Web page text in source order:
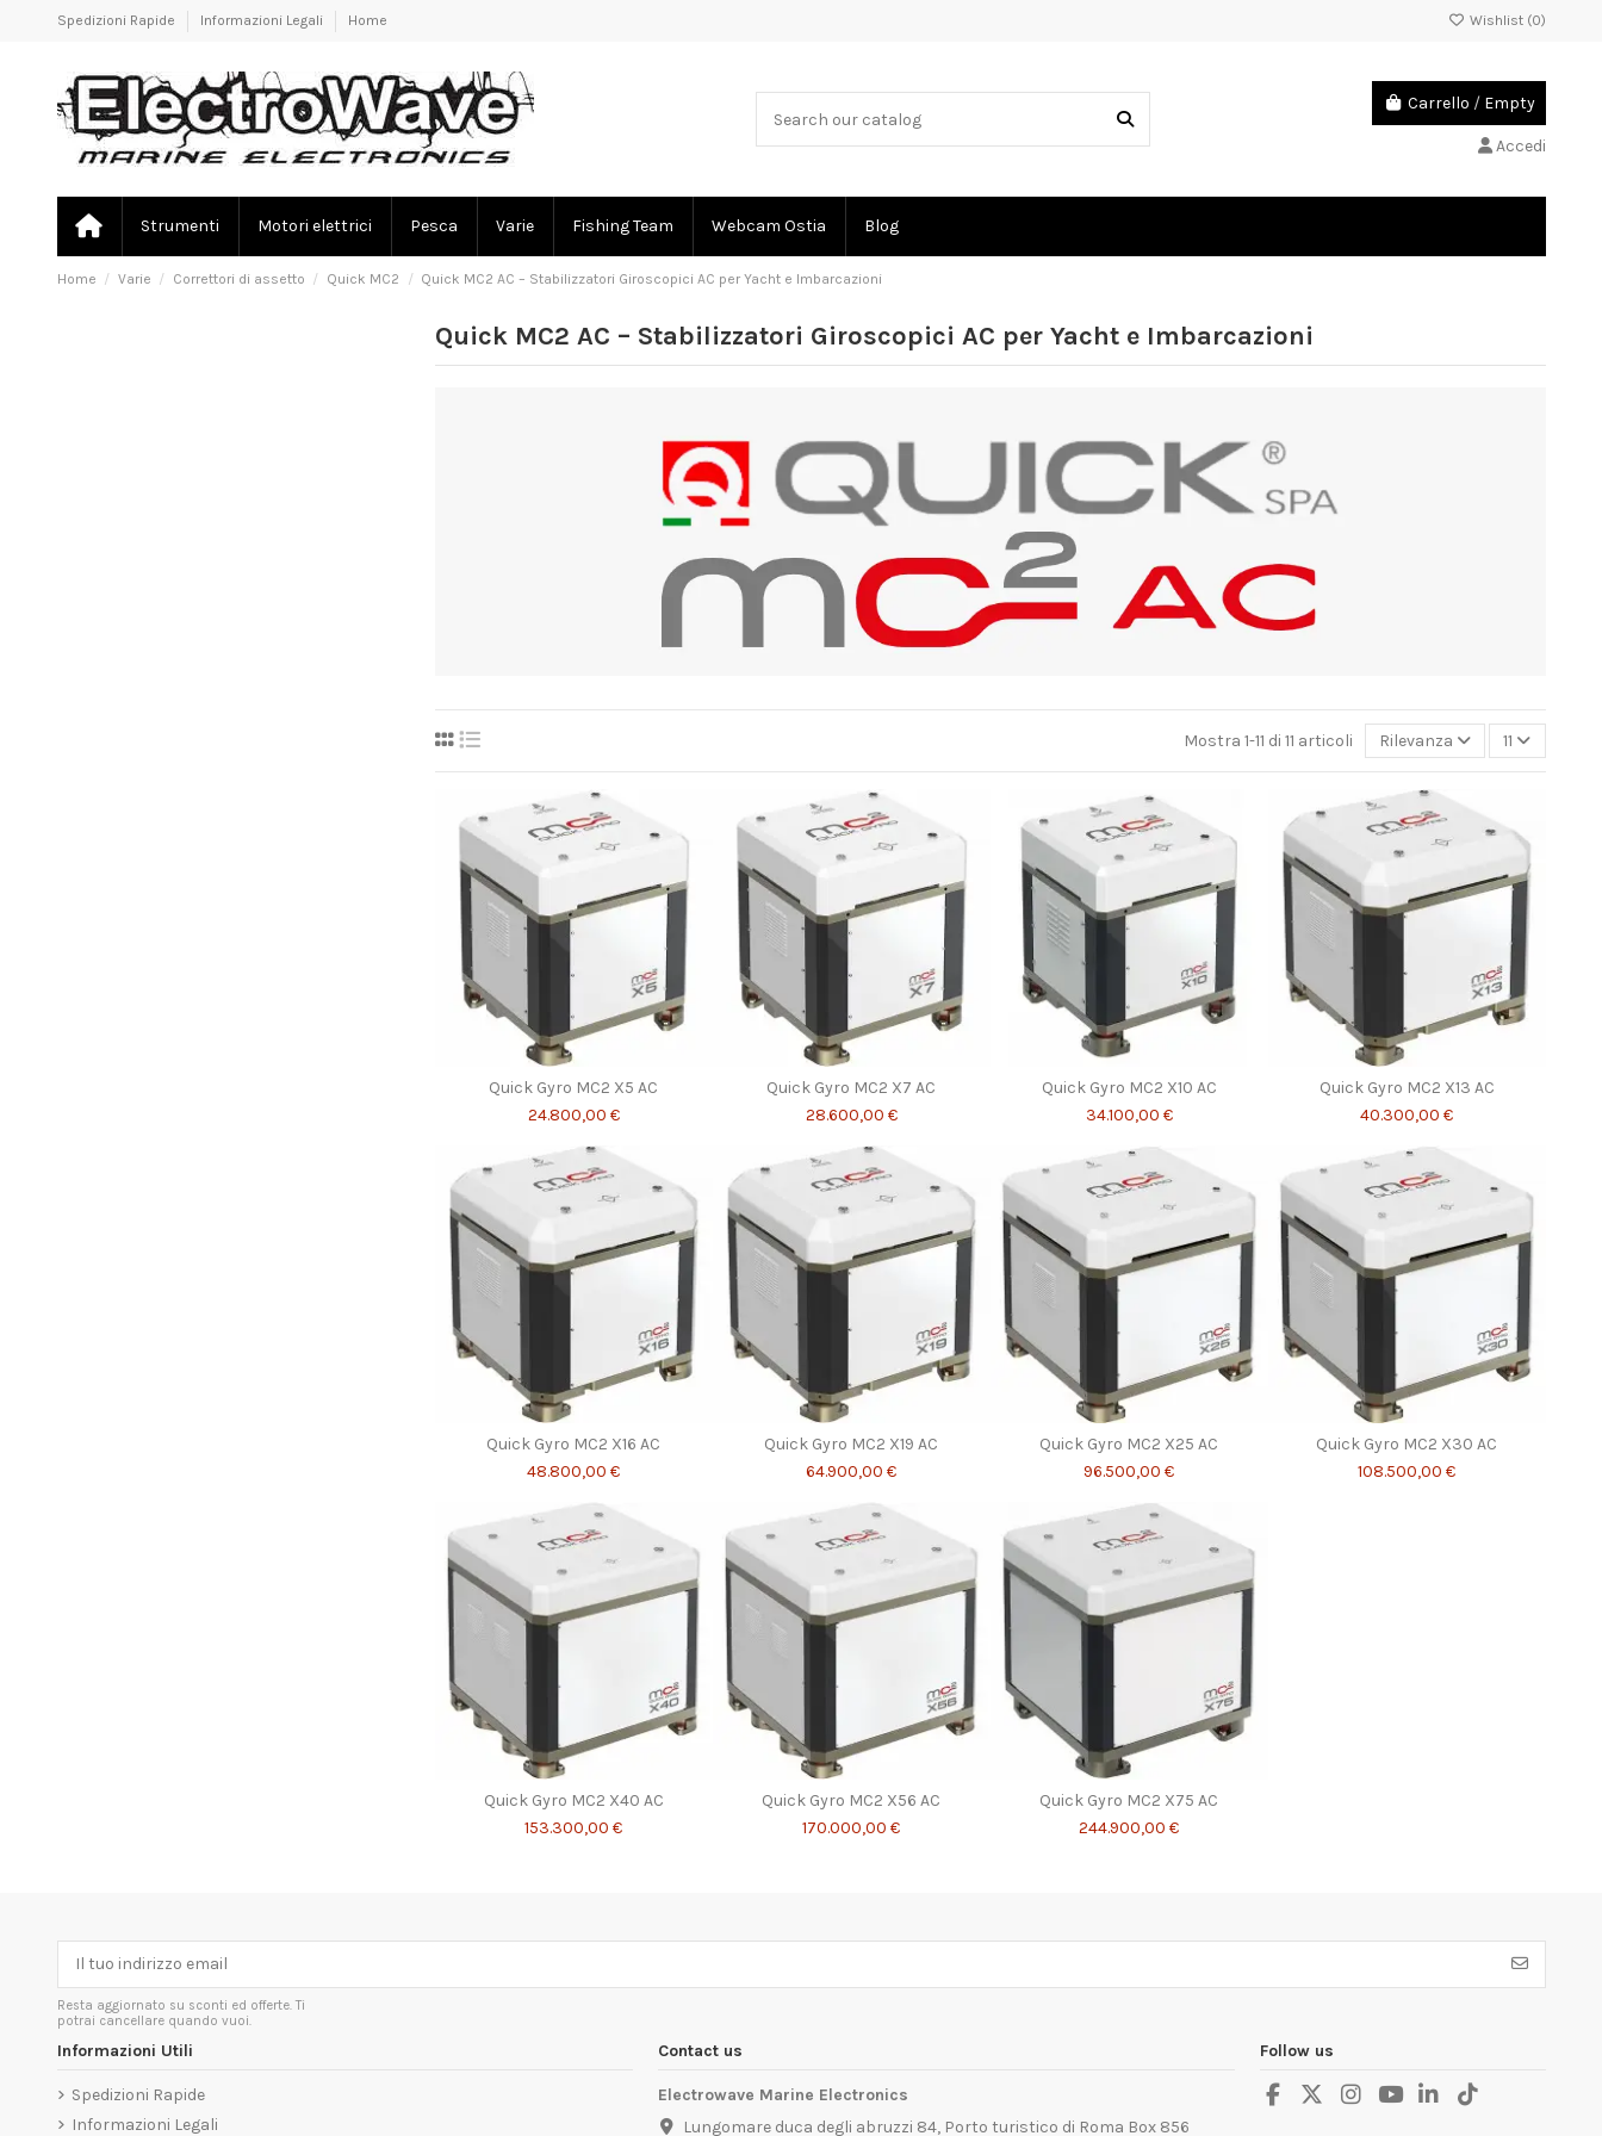
Spedizioni Rapide Informazioni Legali Home Wishlist (0)
Carrello / Empty
Accedi
Strumenti Motori elettrici Pesca Varie Fishing Team Webcam Ostia Blog
Home Varie Correttori di assetto Quick MC2 Quick MC2 AC – Stabilizzatori Giroscopici AC per Yacht e Imbarcazioni
Quick MC2 AC – Stabilizzatori Giroscopici AC per Yacht e Imbarcazioni
Mostra 1-11 di 11 articoli Rilevanza 11
Quick Gyro MC2 X5 AC
24.800,00 €
Quick Gyro MC2 X7 AC
28.600,00 €
Quick Gyro MC2 X10 AC
34.100,00 €
Quick Gyro MC2 X13 AC
40.300,00 €
Quick Gyro MC2 X16 AC
48.800,00 €
Quick Gyro MC2 X19 AC
64.900,00 €
Quick Gyro MC2 X25 AC
96.500,00 €
Quick Gyro MC2 X30 AC
108.500,00 €
Quick Gyro MC2 X40 AC
153.300,00 €
Quick Gyro MC2 X56 AC
170.000,00 €
Quick Gyro MC2 X75 AC
244.900,00 €
Resta aggiornato su sconti ed offerte. Ti
potrai cancellare quando vuoi.
Informazioni Utili
Spedizioni Rapide
Informazioni Legali
Contact us
Electrowave Marine Electronics
Lungomare duca degli abruzzi 84, Porto turistico di Roma Box 856
Follow us